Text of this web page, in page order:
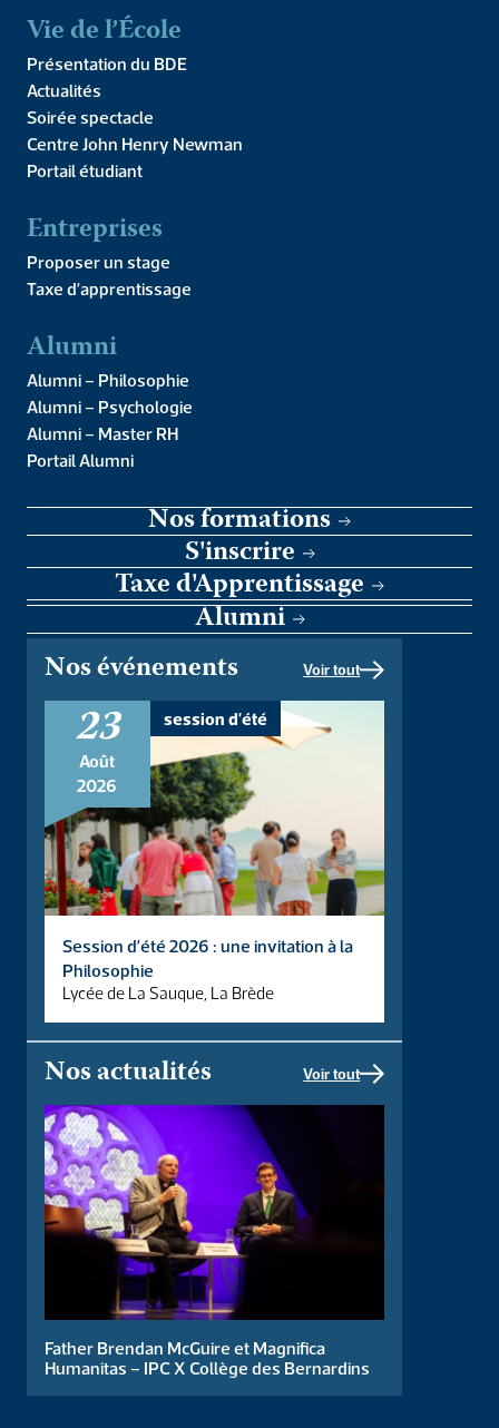
Vie de l’École
Présentation du BDE
Actualités
Soirée spectacle
Centre John Henry Newman
Portail étudiant
Entreprises
Proposer un stage
Taxe d’apprentissage
Alumni
Alumni – Philosophie
Alumni – Psychologie
Alumni – Master RH
Portail Alumni
Nos formations
S'inscrire
Taxe d'Apprentissage
Alumni
Nos événements
Voir tout
23
Août
2026
session d'été
Session d’été 2026 : une invitation à la
Philosophie
Lycée de La Sauque, La Brède
Nos actualités Voir tout
Father Brendan McGuire et Magnifica
Humanitas – IPC X Collège des Bernardins
L’IPC organise un atelier international pour présenter les
l’IPC avec la Fédération internationale pour le développement
L’IA ringardise-t-elle les
humanités ?
Par Olivier Babeau Olivier Babeau est Président-fondateur de
l’Institut Sapiens, Professeur à l’université de Bordeaux, Co-
président et fondateur des Rencontres des Sablons. Il
donnera une conférence sur le thème : […]
Chorale de Noël de l’IPC
– édition 2025
Le choeur de l’IPC se joint cette année au choeur de
l’Académie Musicale de Liesse pour leur traditionnelle chorale
de Noël ! Au Programme : Lully – Palestina – Duruflé […]
Soirée spectacle 2026